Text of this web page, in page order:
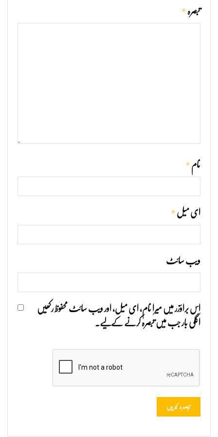
تبصرہ *
نام *
ای میل *
ویب‌ سائٹ
اس براؤزر میں میرا نام، ای میل، اور ویب سائٹ محفوظ رکھیں
اگلی بار جب میں تبصرہ کرنے کےلیے۔